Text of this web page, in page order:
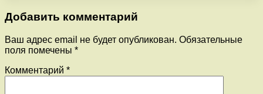
Добавить комментарий
Ваш адрес email не будет опубликован. Обязательные
поля помечены *
Комментарий *